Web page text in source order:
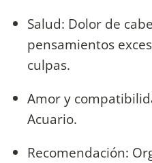
Salud: Dolor de
pensamientos
culpas.
Amor y
Acuario.
Recomendación: